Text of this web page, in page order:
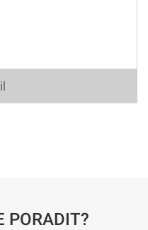
PORADIT?